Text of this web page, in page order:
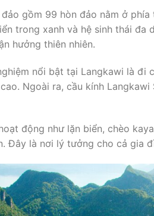
gồm 99 hòn đảo nằm ở
trong xanh và hệ sinh thái
hưởng thiên nhiên.
nổi bật tại Langkawi là đi
Ngoài ra, cầu kính
động như lặn biển, chèo
Đây là nơi lý tưởng cho cả gia